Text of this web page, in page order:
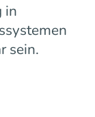
in
sein.